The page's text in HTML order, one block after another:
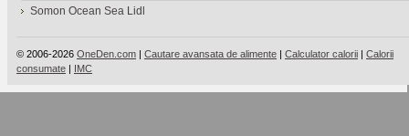
Somon Ocean Sea Lidl
© 2006-2026 OneDen.com | Cautare avansata de alimente | Calculator calorii | Calorii
consumate | IMC